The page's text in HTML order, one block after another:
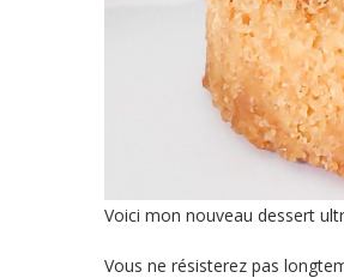
Voici mon nouveau dessert
Vous ne résisterez pas